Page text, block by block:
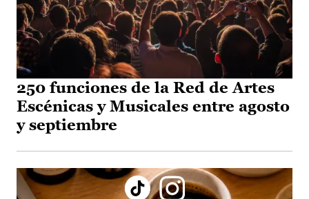
250 funciones de la Red de Artes
Escénicas y Musicales entre agosto
y septiembre